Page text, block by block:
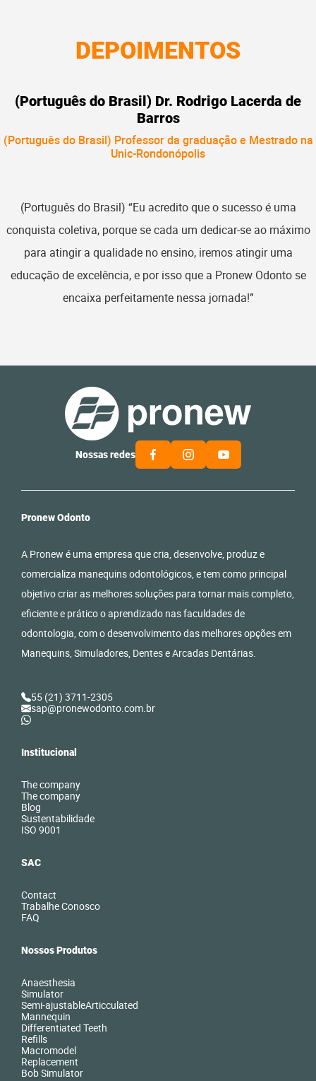
DEPOIMENTOS
(Português do Brasil) Dr. Rodrigo Lacerda de
Barros
(Português do Brasil) Professor da graduação e Mestrado na
Unic-Rondonópolis
(Português do Brasil) “Eu acredito que o sucesso é uma
conquista coletiva, porque se cada um dedicar-se ao máximo
para atingir a qualidade no ensino, iremos atingir uma
educação de excelência, e por isso que a Pronew Odonto se
encaixa perfeitamente nessa jornada!”
Nossas redes
Pronew Odonto
A Pronew é uma empresa que cria, desenvolve, produz e
comercializa manequins odontológicos, e tem como principal
objetivo criar as melhores soluções para tornar mais completo,
eficiente e prático o aprendizado nas faculdades de
odontologia, com o desenvolvimento das melhores opções em
Manequins, Simuladores, Dentes e Arcadas Dentárias.
55 (21) 3711-2305
sap@pronewodonto.com.br
Institucional
The company
The company
Blog
Sustentabilidade
ISO 9001
SAC
Contact
Trabalhe Conosco
FAQ
Nossos Produtos
Anaesthesia
Simulator
Semi-ajustableArticculated
Mannequin
Differentiated Teeth
Refills
Macromodel
Replacement
Bob Simulator